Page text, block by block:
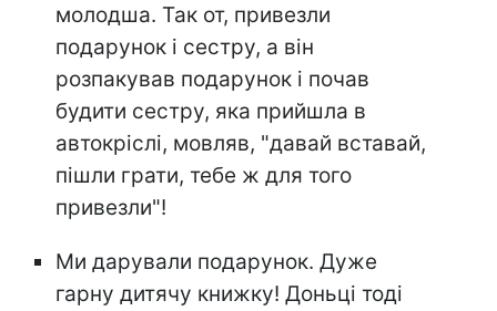
молодша. Так от, привезли
подарунок і сестру, а він
розпакував подарунок і почав
будити сестру, яка прийшла в
автокріслі, мовляв, "давай вставай,
пішли грати, тебе ж для того
привезли"!
Ми дарували подарунок. Дуже
гарну дитячу книжку! Доньці тоді